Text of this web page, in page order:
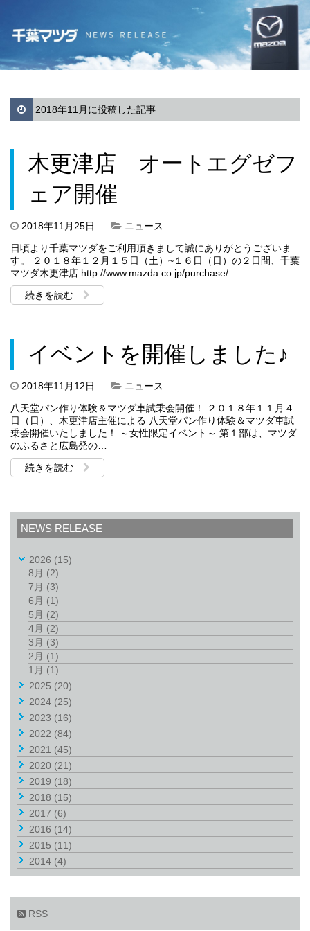
2018年11月に投稿した記事
木更津店 オートエグゼフ
ェア開催
2018年11月25日
ニュース
日頃より千葉マツダをご利用頂きまして誠にありがとうございま
す。 ２０１８年１２月１５日（土）~１６日（日）の２日間、千葉
マツダ木更津店 http://www.mazda.co.jp/purchase/…
続きを読む
イベントを開催しました♪
2018年11月12日
ニュース
八天堂パン作り体験＆マツダ車試乗会開催！ ２０１８年１１月４
日（日）、木更津店主催による 八天堂パン作り体験＆マツダ車試
乗会開催いたしました！ ～女性限定イベント～ 第１部は、マツダ
のふるさと広島発の…
続きを読む
NEWS RELEASE
2026 (15)
8月 (2)
7月 (3)
6月 (1)
5月 (2)
4月 (2)
3月 (3)
2月 (1)
1月 (1)
2025 (20)
2024 (25)
2023 (16)
2022 (84)
2021 (45)
2020 (21)
2019 (18)
2018 (15)
2017 (6)
2016 (14)
2015 (11)
2014 (4)
RSS